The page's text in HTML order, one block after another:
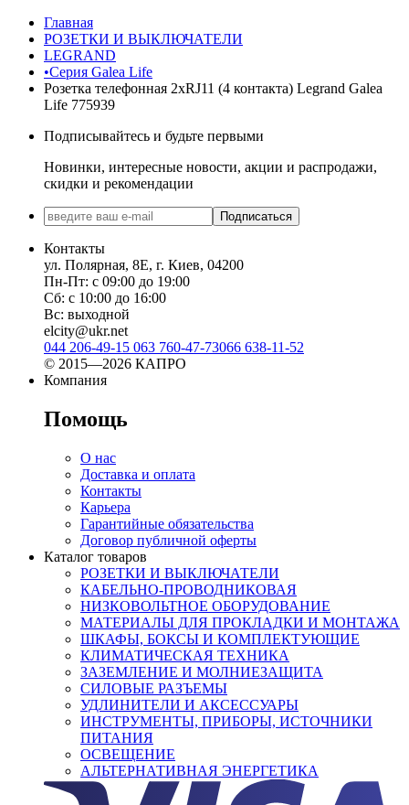
Главная
РОЗЕТКИ И ВЫКЛЮЧАТЕЛИ
LEGRAND
•Серия Galea Life
Розетка телефонная 2хRJ11 (4 контакта) Legrand Galea
Life 775939
Подписывайтесь и будьте первыми
Новинки, интересные новости, акции и распродажи,
скидки и рекомендации
Подписаться
Контакты
ул. Полярная, 8Е, г. Киев, 04200
Пн-Пт: с 09:00 до 19:00
Сб: с 10:00 до 16:00
Вс: выходной
elcity@ukr.net
044 206-49-15 063 760-47-73066 638-11-52
© 2015—2026 КАПРО
Компания
Помощь
О нас
Доставка и оплата
Контакты
Карьера
Гарантийные обязательства
Договор публичной оферты
Каталог товаров
РОЗЕТКИ И ВЫКЛЮЧАТЕЛИ
КАБЕЛЬНО-ПРОВОДНИКОВАЯ
НИЗКОВОЛЬТНОЕ ОБОРУДОВАНИЕ
МАТЕРИАЛЫ ДЛЯ ПРОКЛАДКИ И МОНТАЖА
ШКАФЫ, БОКСЫ И КОМПЛЕКТУЮЩИЕ
КЛИМАТИЧЕСКАЯ ТЕХНИКА
ЗАЗЕМЛЕНИЕ И МОЛНИЕЗАЩИТА
СИЛОВЫЕ РАЗЪЕМЫ
УДЛИНИТЕЛИ И АКСЕССУАРЫ
ИНСТРУМЕНТЫ, ПРИБОРЫ, ИСТОЧНИКИ
ПИТАНИЯ
ОСВЕЩЕНИЕ
АЛЬТЕРНАТИВНАЯ ЭНЕРГЕТИКА